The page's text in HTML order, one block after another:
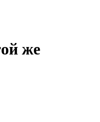
же